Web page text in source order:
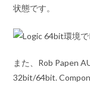
状態です。
また、Rob Papen
32bit/64bit.